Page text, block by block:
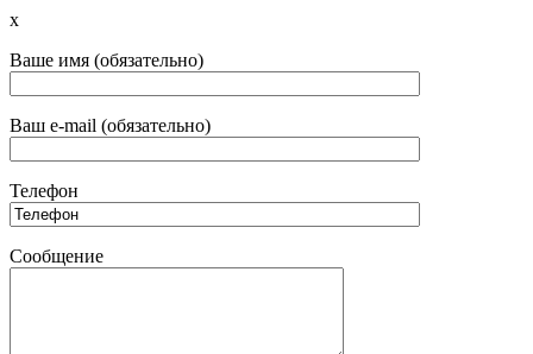
x
Ваше имя (обязательно)
Ваш e-mail (обязательно)
Телефон
Сообщение